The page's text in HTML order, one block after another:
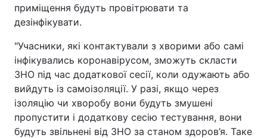
приміщення будуть провітрювати та
дезінфікувати.
"Учасники, які контактували з хворими або самі
інфікувались коронавірусом, зможуть скласти
ЗНО під час додаткової сесії, коли одужають або
вийдуть із самоізоляції. У разі, якщо через
ізоляцію чи хворобу вони будуть змушені
пропустити і додаткову сесію тестування, вони
будуть звільнені від ЗНО за станом здоров’я. Таке